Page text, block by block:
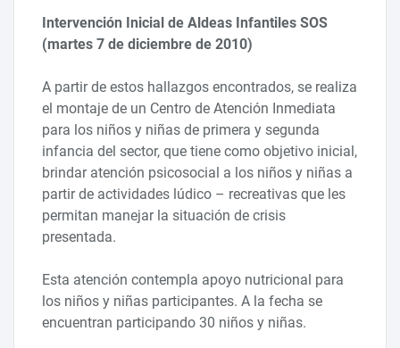
Intervención Inicial de Aldeas Infantiles SOS
(martes 7 de diciembre de 2010)
A partir de estos hallazgos encontrados, se realiza
el montaje de un Centro de Atención Inmediata
para los niños y niñas de primera y segunda
infancia del sector, que tiene como objetivo inicial,
brindar atención psicosocial a los niños y niñas a
partir de actividades lúdico – recreativas que les
permitan manejar la situación de crisis
presentada.
Esta atención contempla apoyo nutricional para
los niños y niñas participantes. A la fecha se
encuentran participando 30 niños y niñas.